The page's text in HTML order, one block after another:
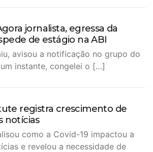
jornalista, egressa da
de estágio na ABI
avisou a notificação no grupo do
instante, congelei o […]
registra crescimento de
notícias
como a Covid-19 impactou a
e revelou a necessidade de